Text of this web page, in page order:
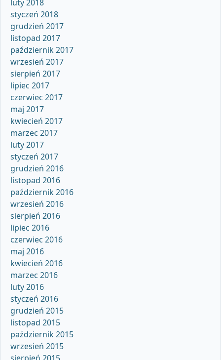
luty 2018
styczeń 2018
grudzień 2017
listopad 2017
październik 2017
wrzesień 2017
sierpień 2017
lipiec 2017
czerwiec 2017
maj 2017
kwiecień 2017
marzec 2017
luty 2017
styczeń 2017
grudzień 2016
listopad 2016
październik 2016
wrzesień 2016
sierpień 2016
lipiec 2016
czerwiec 2016
maj 2016
kwiecień 2016
marzec 2016
luty 2016
styczeń 2016
grudzień 2015
listopad 2015
październik 2015
wrzesień 2015